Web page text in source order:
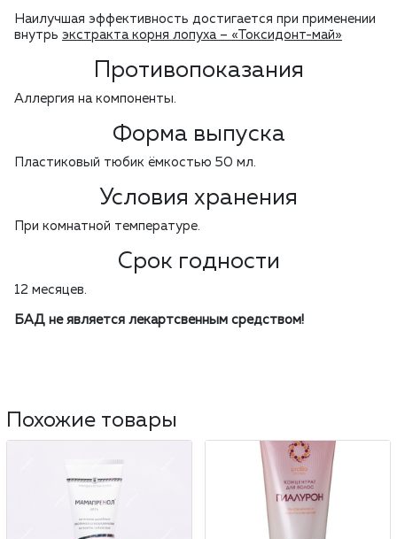
Наилучшая эффективность достигается при применении
внутрь экстракта корня лопуха – «Токсидонт-май»
Противопоказания
Аллергия на компоненты.
Форма выпуска
Пластиковый тюбик ёмкостью 50 мл.
Условия хранения
При комнатной температуре.
Срок годности
12 месяцев.
БАД не является лекартсвенным средством!
Похожие товары